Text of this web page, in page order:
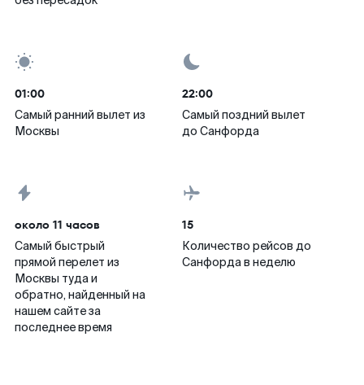
01:00
Самый ранний вылет из
Москвы
22:00
Самый поздний вылет
до Санфорда
около 11 часов
Самый быстрый
прямой перелет из
Москвы туда и
обратно, найденный на
нашем сайте за
последнее время
15
Количество рейсов до
Санфорда в неделю